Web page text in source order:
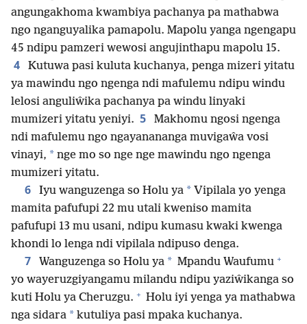
angungakhoma kwambiya pachanya pa mathabwa
ngo nganguyalika pamapolu. Mapolu yanga ngengapu
45 ndipu pamzeri wewosi angujinthapu mapolu 15.
4
Kutuwa pasi kuluta kuchanya, penga mizeri yitatu
ya mawindu ngo ngenga ndi mafulemu ndipu windu
lelosi anguliŵika pachanya pa windu linyaki
mumizeri yitatu yeniyi. 5
Makhomu ngosi ngenga
ndi mafulemu ngo ngayanananga muvigaŵa vosi
vinayi, * nge mo so nge nge mawindu ngo ngenga
mumizeri yitatu.
6 Iyu wanguzenga so Holu ya * Vipilala yo yenga
mamita pafufupi 22 mu utali kweniso mamita
pafufupi 13 mu usani, ndipu kumasu kwaki kwenga
khondi lo lenga ndi vipilala ndipuso denga.
7 Wanguzenga so Holu ya * Mpandu Waufumu +
yo wayeruzgiyangamu milandu ndipu yaziŵikanga so
kuti Holu ya Cheruzgu. + Holu iyi yenga ya mathabwa
nga sidara * kutuliya pasi mpaka kuchanya.